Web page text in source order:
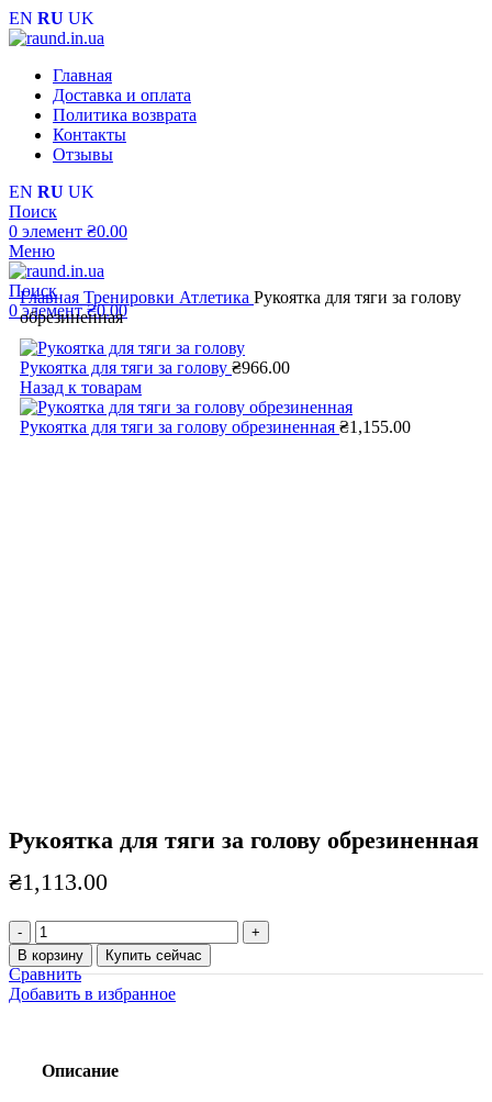
EN RU UK
Главная
Доставка и оплата
Политика возврата
Контакты
Отзывы
EN RU UK
Поиск
0 элемент ₴0.00
Меню
Поиск
0элемент ₴0.00
Главная Тренировки Атлетика Рукоятка для тяги за голову
обрезиненная
Рукоятка для тяги за голову ₴966.00
Назад к товарам
Рукоятка для тяги за голову обрезиненная ₴1,155.00
Рукоятка для тяги за голову обрезиненная
₴1,113.00
Количество
товара
Рукоятка
для
тяги
обрезиненная
В корзину Купить сейчас
Сравнить
Добавить в избранное
Описание